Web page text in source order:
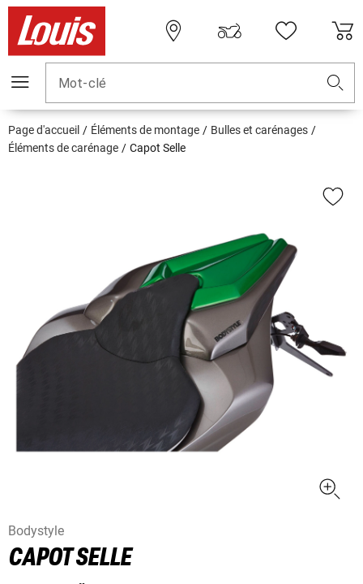
Mot-clé
Page d'accueil Éléments de montage
Bulles et carénages
Éléments de carénage
Capot Selle
Bodystyle
CAPOT SELLE